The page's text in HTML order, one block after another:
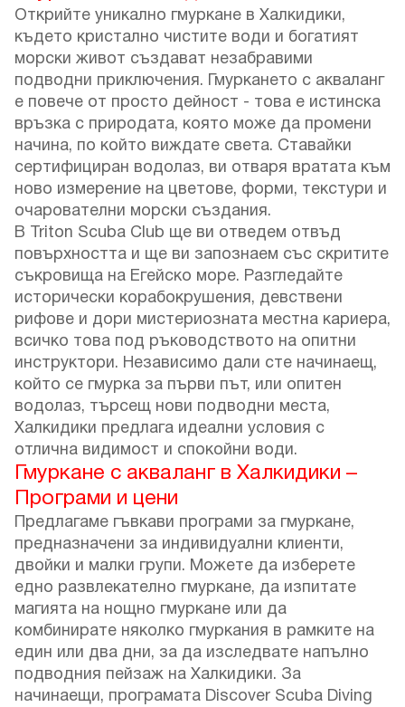
Открийте уникално гмуркане в Халкидики,
където кристално чистите води и богатият
морски живот създават незабравими
подводни приключения. Гмуркането с акваланг
е повече от просто дейност - това е истинска
връзка с природата, която може да промени
начина, по който виждате света. Ставайки
сертифициран водолаз, ви отваря вратата към
ново измерение на цветове, форми, текстури и
очарователни морски създания.
В Triton Scuba Club ще ви отведем отвъд
повърхността и ще ви запознаем със скритите
съкровища на Егейско море. Разгледайте
исторически корабокрушения, девствени
рифове и дори мистериозната местна кариера,
всичко това под ръководството на опитни
инструктори. Независимо дали сте начинаещ,
който се гмурка за първи път, или опитен
водолаз, търсещ нови подводни места,
Халкидики предлага идеални условия с
отлична видимост и спокойни води.
Гмуркане с акваланг в Халкидики –
Програми и цени
Предлагаме гъвкави програми за гмуркане,
предназначени за индивидуални клиенти,
двойки и малки групи. Можете да изберете
едно развлекателно гмуркане, да изпитате
магията на нощно гмуркане или да
комбинирате няколко гмуркания в рамките на
един или два дни, за да изследвате напълно
подводния пейзаж на Халкидики. За
начинаещи, програмата Discover Scuba Diving